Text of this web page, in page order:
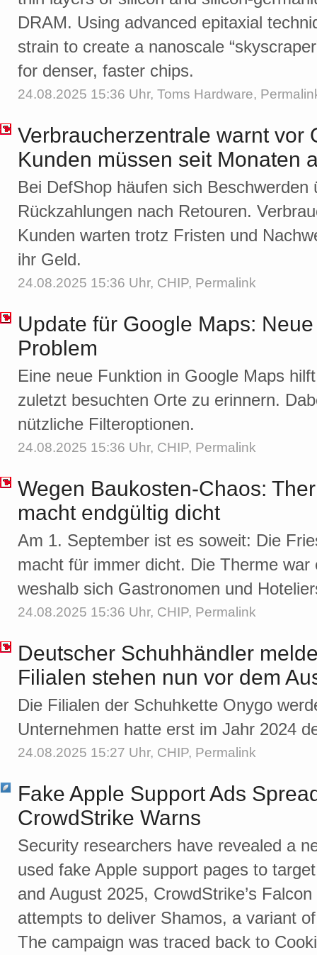
DRAM. Using advanced epitaxial
strain to create a nanoscale
for denser, faster chips.
24.08.2025 15:36 Uhr, Toms Hardware,
Verbraucherzentrale warnt vor
Kunden müssen seit Monaten
Bei DefShop häufen sich Beschwerden
Rückzahlungen nach Retouren.
Kunden warten trotz Fristen und
ihr Geld.
24.08.2025 15:36 Uhr, CHIP, Permalink
Update für Google Maps:
Problem
Eine neue Funktion in Google Maps
zuletzt besuchten Orte zu erinnern.
nützliche Filteroptionen.
24.08.2025 15:36 Uhr, CHIP, Permalink
Wegen Baukosten-Chaos:
macht endgültig dicht
Am 1. September ist es soweit: Die
macht für immer dicht. Die Therme war
weshalb sich Gastronomen und
24.08.2025 15:36 Uhr, CHIP, Permalink
Deutscher Schuhhändler
Filialen stehen nun vor dem
Die Filialen der Schuhkette Onygo
Unternehmen hatte erst im Jahr 2024
24.08.2025 15:27 Uhr, CHIP, Permalink
Fake Apple Support Ads
CrowdStrike Warns
Security researchers have revealed a
used fake Apple support pages to
and August 2025, CrowdStrike’s
attempts to deliver Shamos, a variant
The campaign was traced back to